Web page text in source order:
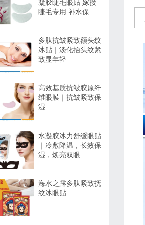
凝胶睫毛眼贴 嫁接
睫毛专用 补水保湿
多肽抗皱紧致额头纹
冰贴｜淡化抬头纹紧
致显年轻
高效基质抗皱胶原纤
维眼膜｜抗皱紧致保
湿
水凝胶冰力舒缓眼贴
｜冷敷降温，长效保
湿，焕亮双眼
海水之露多肽紧致抚
纹冰眼贴